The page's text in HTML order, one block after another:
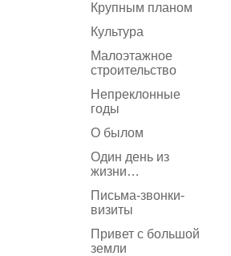
Крупным планом
Культура
Малоэтажное
строительство
Непреклонные
годы
О былом
Один день из
жизни…
Письма-звонки-
визиты
Привет с большой
земли